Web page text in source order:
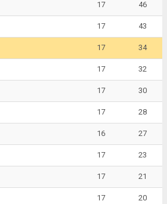
17 46
17 43
17 34
17 32
17 30
17 28
16 27
17 23
17 21
17 20